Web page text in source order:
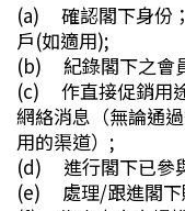
(a) 確認閣下身份
戶(如適用);
(b) 紀錄閣下之會
(c) 作直接促銷用
網絡消息（無論通
用的渠道）;
(d) 進行閣下已參
(e) 處理/跟進閣下